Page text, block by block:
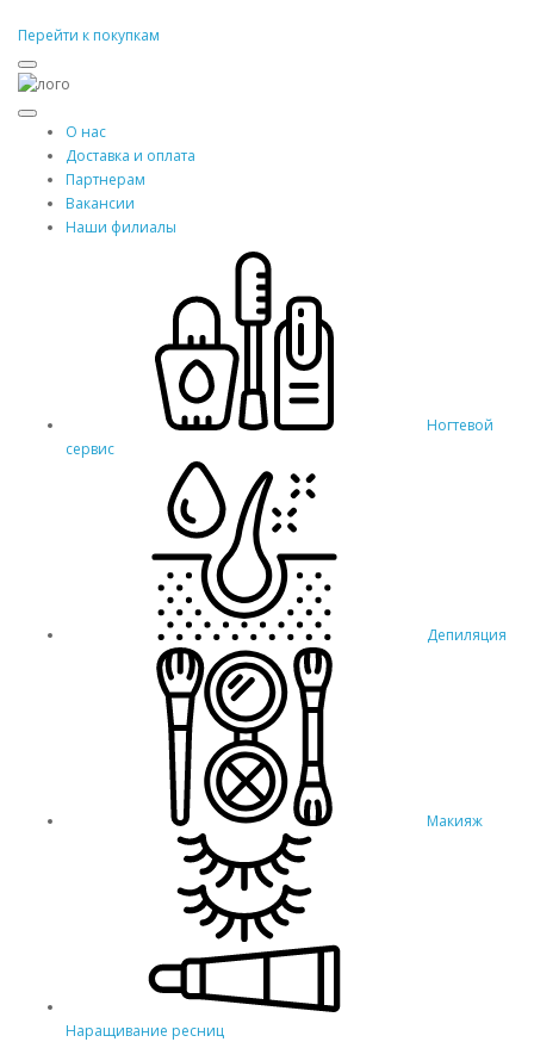
Перейти к покупкам
О нас
Доставка и оплата
Партнерам
Вакансии
Наши филиалы
Ногтевой
сервис
Депиляция
Макияж
Наращивание ресниц